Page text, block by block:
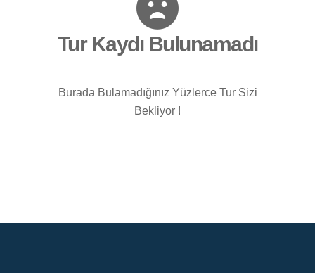
Tur Kaydı Bulunamadı
Burada Bulamadığınız Yüzlerce Tur Sizi
Bekliyor !